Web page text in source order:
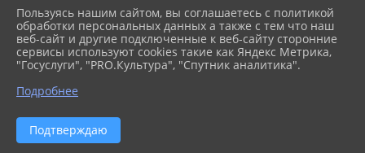
2026 г. pokrov-ck.ru
Вход
Карта сайта
Политика обработки персональных данных
Сделано на KubCMS
Разработка и поддержка
Пользуясь нашим сайтом, вы соглашаетесь с политикой
обработки персональных данных а также с тем что наш
веб-сайт и другие подключенные к веб-сайту сторонние
сервисы используют cookies такие как Яндекс Метрика,
"Госуслуги", "PRO.Культура", "Спутник аналитика".
Подробнее
Подтверждаю